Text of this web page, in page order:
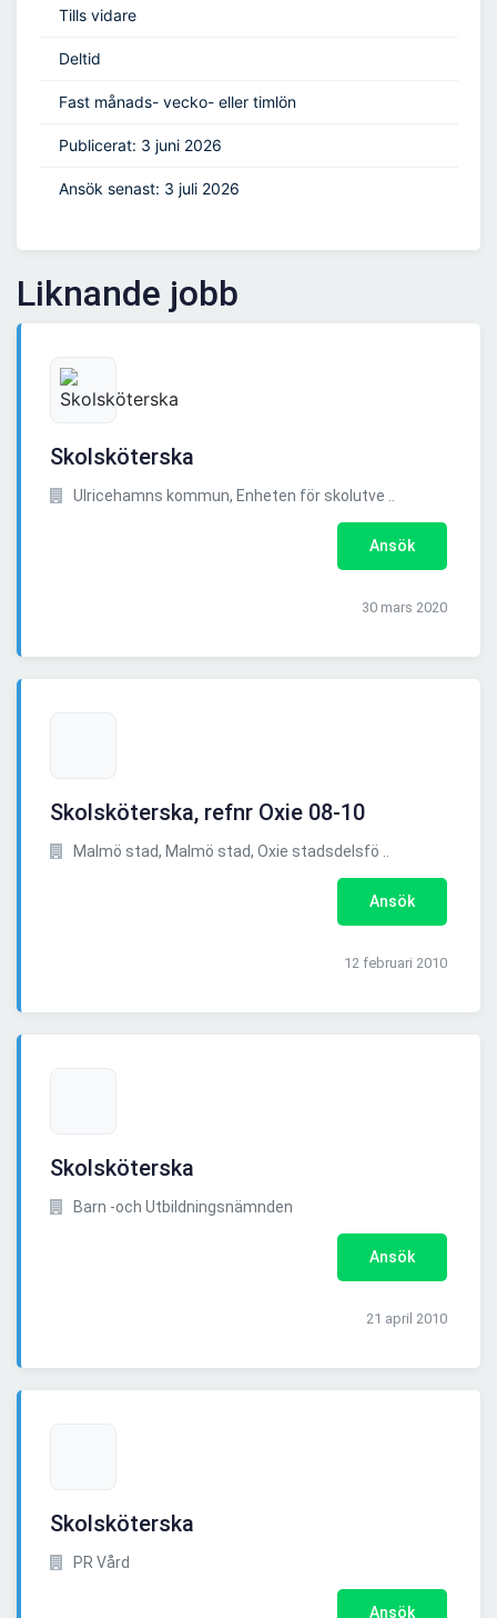
Tills vidare
Deltid
Fast månads- vecko- eller timlön
Publicerat: 3 juni 2026
Ansök senast: 3 juli 2026
Liknande jobb
Skolsköterska
Ulricehamns kommun, Enheten för skolutve ..
Ansök
30 mars 2020
Skolsköterska, refnr Oxie 08-10
Malmö stad, Malmö stad, Oxie stadsdelsfö ..
Ansök
12 februari 2010
Skolsköterska
Barn -och Utbildningsnämnden
Ansök
21 april 2010
Skolsköterska
PR Vård
Ansök